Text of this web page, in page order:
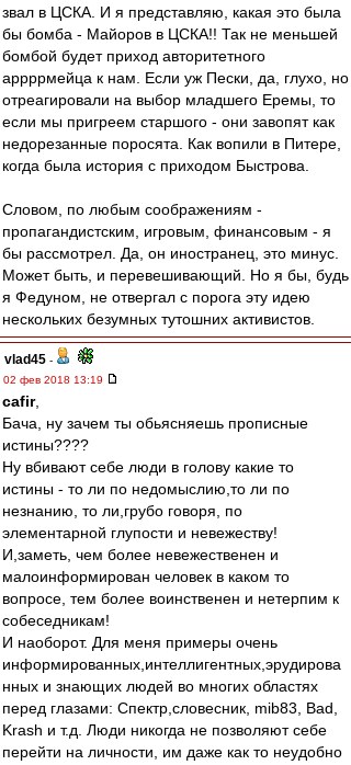
звал в ЦСКА. И я представляю, какая это была
бы бомба - Майоров в ЦСКА!! Так не меньшей
бомбой будет приход авторитетного
аррррмейца к нам. Если уж Пески, да, глухо, но
отреагировали на выбор младшего Еремы, то
если мы пригреем старшого - они завопят как
недорезанные поросята. Как вопили в Питере,
когда была история с приходом Быстрова.
Словом, по любым соображениям -
пропагандистским, игровым, финансовым - я
бы рассмотрел. Да, он иностранец, это минус.
Может быть, и перевешивающий. Но я бы, будь
я Федуном, не отвергал с порога эту идею
нескольких безумных тутошних активистов.
vlad45 -
02 фев 2018 13:19
cafir,
Бача, ну зачем ты обьясняешь прописные
истины????
Ну вбивают себе люди в голову какие то
истины - то ли по недомыслию,то ли по
незнанию, то ли,грубо говоря, по
элементарной глупости и невежеству!
И,заметь, чем более невежественен и
малоинформирован человек в каком то
вопросе, тем более воинственен и нетерпим к
собеседникам!
И наоборот. Для меня примеры очень
информированных,интеллигентных,эрудирова
нных и знающих людей во многих областях
перед глазами: Спектр,словесник, mib83, Bad,
Krash и т.д. Люди никогда не позволяют себе
перейти на личности, им даже как то неудобно